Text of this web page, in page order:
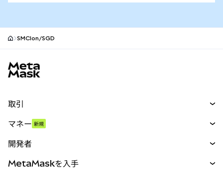
SMCIon/SGD
取引
パーペチュアル
RWA
マネー 新規
開発者
MetaMaskを入手